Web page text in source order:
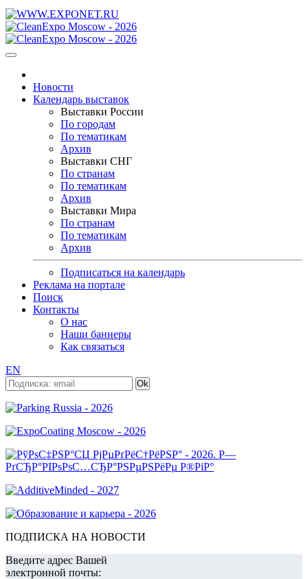
Новости
Календарь выставок
Выставки России
По городам
По тематикам
Архив
Выставки СНГ
По странам
По тематикам
Архив
Выставки Мира
По странам
По тематикам
Архив
Подписаться на календарь
Реклама на портале
Поиск
Контакты
О нас
Наши баннеры
Как связаться
EN
ПОДПИСКА НА НОВОСТИ
Введите адрес Вашей
электронной почты: